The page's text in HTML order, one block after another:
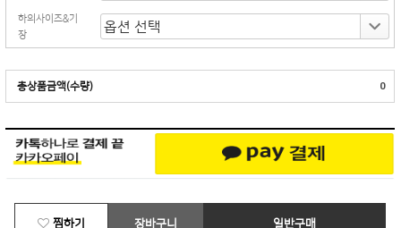
하의사이즈&기
장
총상품금액(수량) 0
찜하기 장바구니 일반구매